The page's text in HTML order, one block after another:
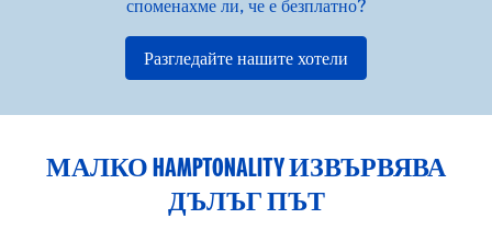
споменахме ли, че е безплатно?
Разгледайте нашите хотели
МАЛКО HAMPTONALITY ИЗВЪРВЯВА
ДЪЛЪГ ПЪТ